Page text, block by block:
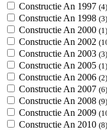
Constructie An 1997 (4)
Constructie An 1998 (3)
Constructie An 2000 (1)
Constructie An 2002
Constructie An 2003 (3)
Constructie An 2005 (1)
Constructie An 2006 (2)
Constructie An 2007 (6)
Constructie An 2008 (9)
Constructie An 2009
Constructie An 2010 (8)